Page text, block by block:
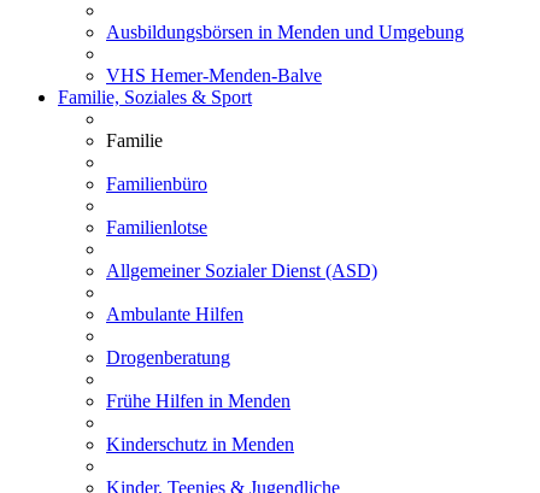
Ausbildungsbörsen in Menden und Umgebung
VHS Hemer-Menden-Balve
Familie, Soziales & Sport
Familie
Familienbüro
Familienlotse
Allgemeiner Sozialer Dienst (ASD)
Ambulante Hilfen
Drogenberatung
Frühe Hilfen in Menden
Kinderschutz in Menden
Kinder, Teenies & Jugendliche